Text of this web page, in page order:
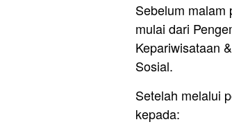
Sebelum malam
mulai dari
Kepariwisataan
Sosial.
Setelah melalui
kepada: